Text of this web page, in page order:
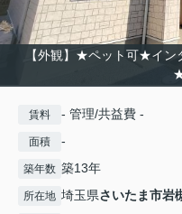
【外観】★ペット可★イン
賃料 - 管理/共益費 -
面積 -
築年数 築13年
所在地 埼玉県さいたま市岩